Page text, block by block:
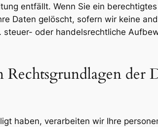
entfällt. Wenn Sie ein
Daten gelöscht, sofern wir keine
steuer- oder handelsrechtliche
der
haben, verarbeiten wir Ihre